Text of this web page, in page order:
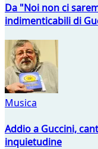
Da "Noi non ci
indimenticabili di
Musica
Addio a Guccini,
inquietudine